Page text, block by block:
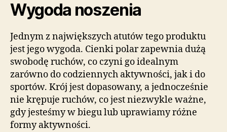
Wygoda noszenia
Jednym z największych atutów tego produktu
jest jego wygoda. Cienki polar zapewnia dużą
swobodę ruchów, co czyni go idealnym
zarówno do codziennych aktywności, jak i do
sportów. Krój jest dopasowany, a jednocześnie
nie krępuje ruchów, co jest niezwykle ważne,
gdy jesteśmy w biegu lub uprawiamy różne
formy aktywności.